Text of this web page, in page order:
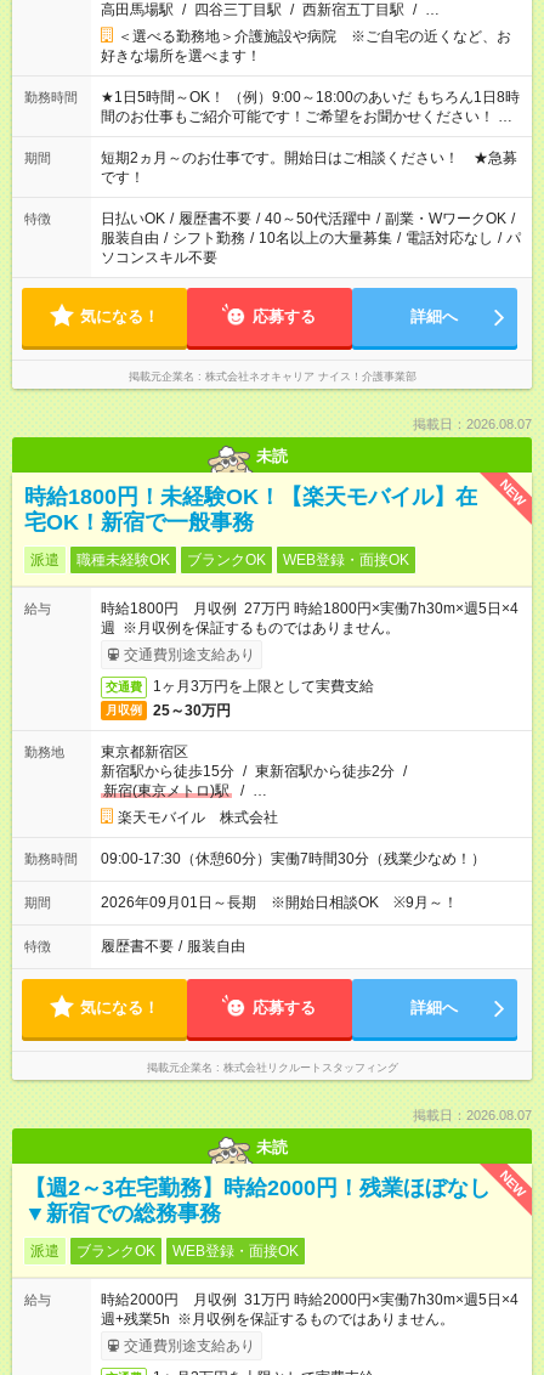
高田馬場駅 / 四谷三丁目駅 / 西新宿五丁目駅 / …
＜選べる勤務地＞介護施設や病院 ※ご自宅の近くなど、お
好きな場所を選べます！
勤務時間
★1日5時間～OK！ （例）9:00～18:00のあいだ もちろん1日8時
間のお仕事もご紹介可能です！ご希望をお聞かせください！ ※
週最低15時間以上の勤務が必要です
期間
短期2ヵ月～のお仕事です。開始日はご相談ください！ ★急募
です！
特徴 日払いOK / 履歴書不要 / 40～50代活躍中 / 副業・WワークOK /
服装自由 / シフト勤務 / 10名以上の大量募集 / 電話対応なし / パ
ソコンスキル不要
気になる！ 応募する 詳細へ
掲載元企業名 株式会社ネオキャリア ナイス！介護事業部
掲載日：2026.08.07
未読
NEW
時給1800円！未経験OK！【楽天モバイル】在
宅OK！新宿で一般事務
派遣 職種未経験OK ブランクOK WEB登録・面接OK
給与
時給1800円 月収例 27万円 時給1800円×実働7h30m×週5日×4
週 ※月収例を保証するものではありません。
交通費別途支給あり
交通費 1ヶ月3万円を上限として実費支給
月収例 25～30万円
勤務地
東京都新宿区
新宿駅から徒歩15分 / 東新宿駅から徒歩2分 /
新宿(東京メトロ)駅
/ …
楽天モバイル 株式会社
勤務時間 09:00-17:30（休憩60分）実働7時間30分（残業少なめ！）
期間 2026年09月01日～長期 ※開始日相談OK ※9月～！
特徴 履歴書不要 / 服装自由
気になる！ 応募する 詳細へ
掲載元企業名 株式会社リクルートスタッフィング
掲載日：2026.08.07
未読
NEW
【週2～3在宅勤務】時給2000円！残業ほぼなし
▼新宿での総務事務
派遣 ブランクOK WEB登録・面接OK
給与
時給2000円 月収例 31万円 時給2000円×実働7h30m×週5日×4
週+残業5h ※月収例を保証するものではありません。
交通費別途支給あり